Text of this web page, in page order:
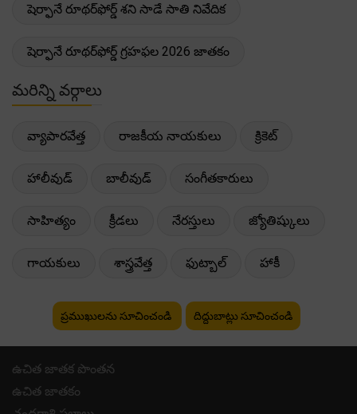
షెర్ఫానే రూథర్‌ఫోర్డ్ శని సాడే సాతి నివేదిక
షెర్ఫానే రూథర్‌ఫోర్డ్ గ్రహఫల 2026 జాతకం
మరిన్ని వర్గాలు
వ్యాపారవేత్త రాజకీయ నాయకులు క్రికెట్
హాలీవుడ్ బాలీవుడ్ సంగీతకారులు
సాహిత్యం క్రీడలు నేరస్తులు జ్యోతిష్కులు
గాయకులు శాస్త్రవేత్త ఫుట్బాల్ హాకీ
ప్రముఖులను సూచించండి దిద్దుబాట్లు సూచించండి
ఉచిత జాతక పొంతన
ఉచిత జాతకం